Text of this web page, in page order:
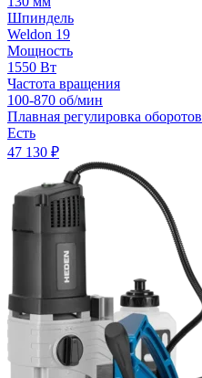
Шпиндель
Weldon 19
Мощность
1550 Вт
Частота вращения
100-870 об/мин
Плавная регулировка оборотов
Есть
47 130 ₽